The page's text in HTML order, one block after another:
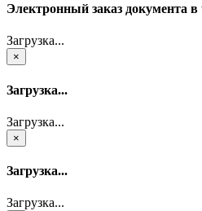
Электронный заказ документа
Загрузка...
×
Загрузка...
Загрузка...
×
Загрузка...
Загрузка...